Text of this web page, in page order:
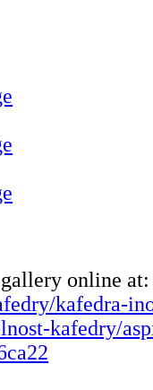
online at:
kafedra-
kafedry/